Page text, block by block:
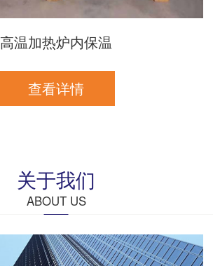
高温加热炉内保温
查看详情
关于我们
ABOUT US